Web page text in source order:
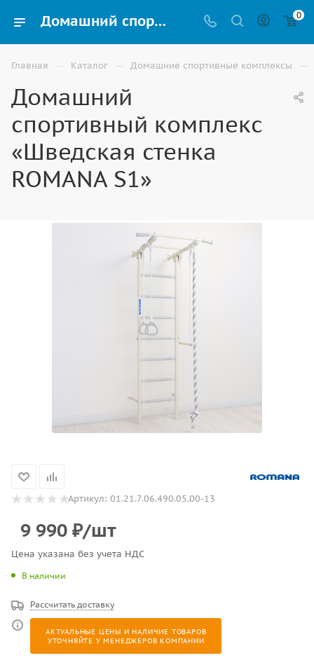
Домашний спортивный комплекс «Шведская стенка ROMANA S1» для детей купить в Ростове-на-Дону 0
Главная — Каталог — Домашние спортивные комплексы —
Домашний
спортивный комплекс
«Шведская стенка
ROMANA S1»
Артикул: 01.21.7.06.490.05.00-13
9 990 ₽/шт
Цена указана без учета НДС
В наличии
Рассчитать доставку
АКТУАЛЬНЫЕ ЦЕНЫ И НАЛИЧИЕ ТОВАРОВ
УТОЧНЯЙТЕ У МЕНЕДЖЕРОВ КОМПАНИИ